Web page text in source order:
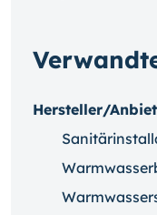
Hersteller/